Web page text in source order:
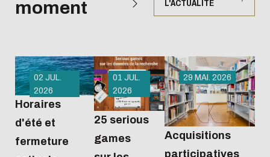
L'écoconception, ça
moment L'ACTUALITÉ
02 JUL.
2026
Horaires
d'été et
fermeture
01 JUL.
2026
25 serious
games
29 MAI. 2026
Acquisitions
participatives